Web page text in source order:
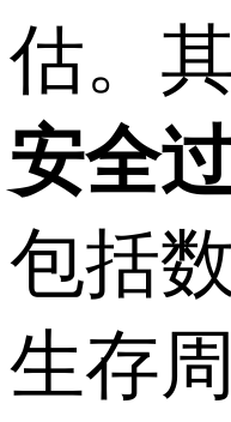
估。
安全
包括
生存